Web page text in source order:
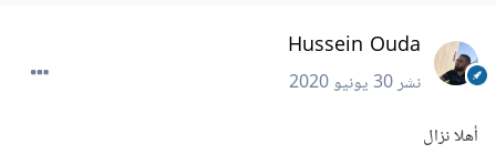
Hussein Ouda
نشر30 يونيو 2020
أهلا نزال